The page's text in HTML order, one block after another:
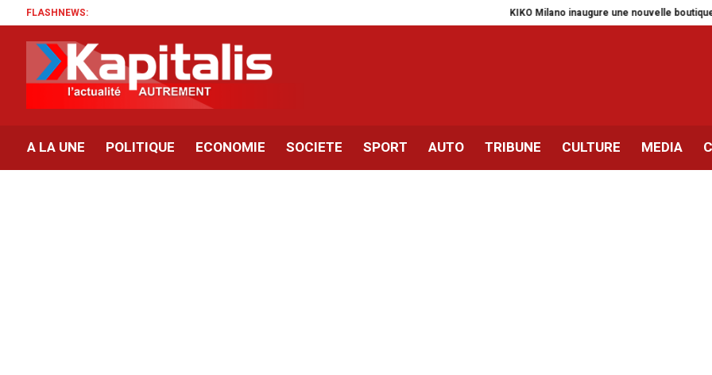
FLASHNEWS: KIKO Milano inaugure une nouvelle boutique à
A LA UNE POLITIQUE ECONOMIE SOCIETE SPORT AUTO TRIBUNE CULTURE MEDIA